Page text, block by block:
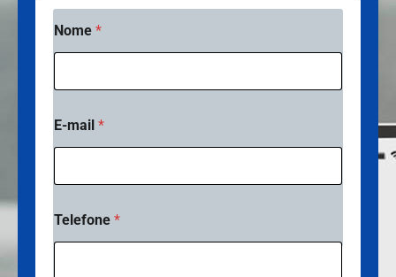
Nome *
E-mail *
e
n
a
Telefone *